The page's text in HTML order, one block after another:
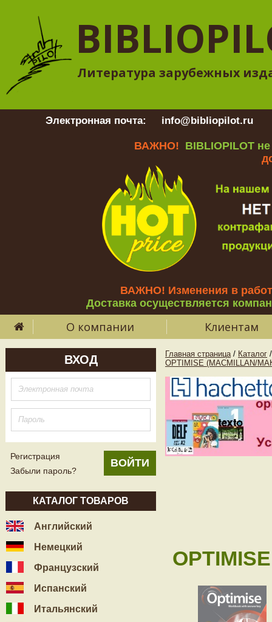
Литература зарубежных
Электронная почта: info@bibliopilot.ru
ВАЖНО! BIBLIOPILOT
ВАЖНО! Изменения в
Доставка осуществляется
О компании Клиентам
ВХОД
Регистрация
Забыли пароль?
КАТАЛОГ ТОВАРОВ
Английский
Немецкий
Французский
Испанский
Итальянский
Главная страница / Каталог /
OPTIMISE (MACMILLAN/